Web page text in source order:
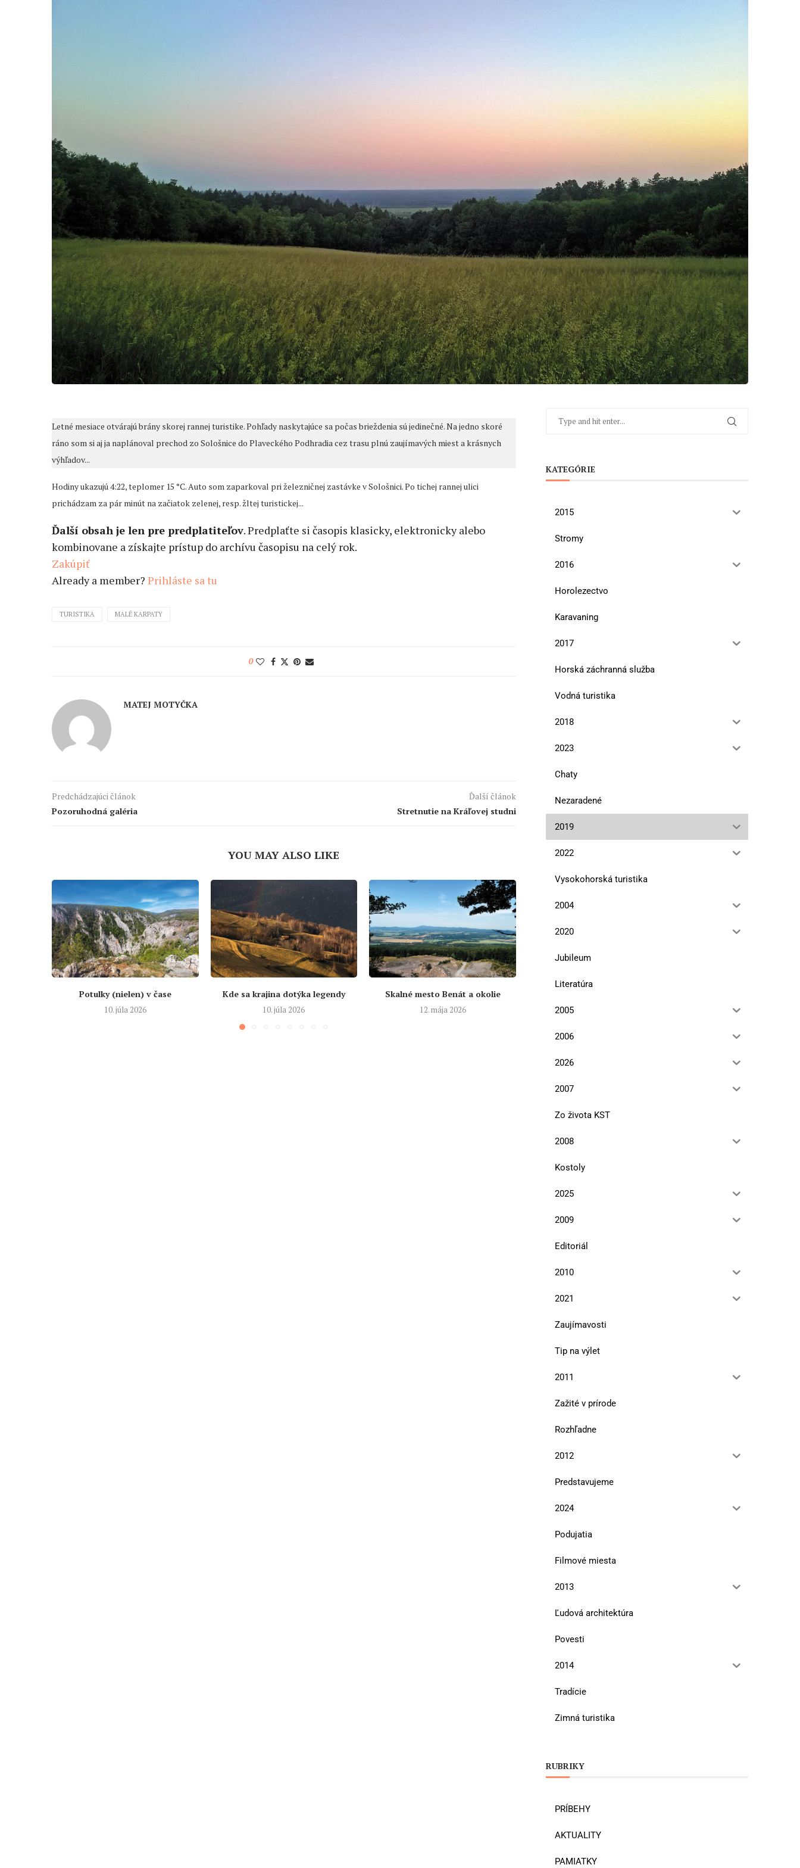
Letné mesiace otvárajú brány skorej rannej turistike. Pohľady naskytajúce sa počas brieždenia sú jedinečné. Na jedno skoré
ráno som si aj ja naplánoval prechod zo Sološnice do Plaveckého Podhradia cez trasu plnú zaujímavých miest a krásnych
výhľadov...
Hodiny ukazujú 4:22, teplomer 15 °C. Auto som zaparkoval pri železničnej zastávke v Sološnici. Po tichej rannej ulici
prichádzam za pár minút na začiatok zelenej, resp. žltej turistickej...
Ďalší obsah je len pre predplatiteľov. Predplaťte si časopis klasicky, elektronicky alebo
kombinovane a získajte prístup do archívu časopisu na celý rok.
Zakúpiť
Already a member? Prihláste sa tu
TURISTIKA MALÉ KARPATY
0
MATEJ MOTYČKA
Predchádzajúci článok
Pozoruhodná galéria
Ďalší článok
Stretnutie na Kráľovej studni
YOU MAY ALSO LIKE
Potulky (nielen) v čase
10. júla 2026
Kde sa krajina dotýka legendy
10. júla 2026
Skalné mesto Benát a okolie
12. mája 2026
Maginhradom
KATEGÓRIE
2015
Stromy
2016
Horolezectvo
Karavaning
2017
Horská záchranná služba
Vodná turistika
2018
2023
Chaty
Nezaradené
2019
2022
Vysokohorská turistika
2004
2020
Jubileum
Literatúra
2005
2006
2026
2007
Zo života KST
2008
Kostoly
2025
2009
Editoriál
2010
2021
Zaujímavosti
Tip na výlet
2011
Zažité v prírode
Rozhľadne
2012
Predstavujeme
2024
Podujatia
Filmové miesta
2013
Ľudová architektúra
Povesti
2014
Tradície
Zimná turistika
RUBRIKY
PRÍBEHY
AKTUALITY
PAMIATKY